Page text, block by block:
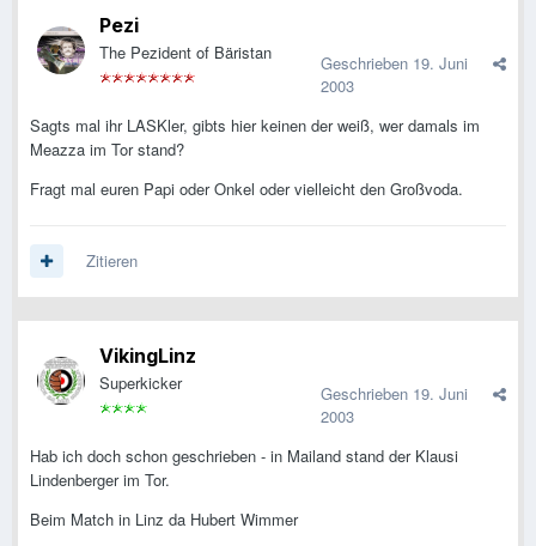
Pezi
The Pezident of Bäristan Geschrieben 19. Juni
2003
Sagts mal ihr LASKler, gibts hier keinen der weiß, wer damals im
Meazza im Tor stand?
Fragt mal euren Papi oder Onkel oder vielleicht den Großvoda.
Zitieren
VikingLinz
Superkicker Geschrieben 19. Juni
2003
Hab ich doch schon geschrieben - in Mailand stand der Klausi
Lindenberger im Tor.
Beim Match in Linz da Hubert Wimmer